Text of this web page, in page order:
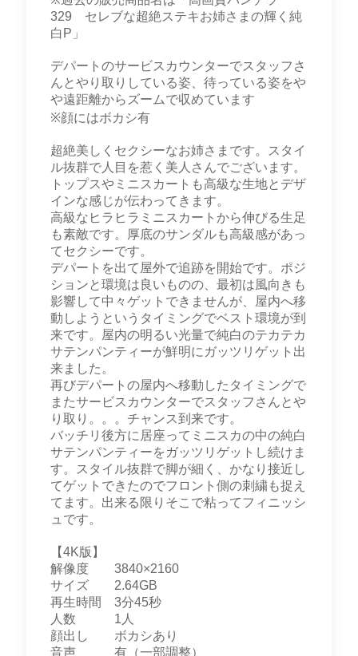
329 セレブな超絶ステキお姉さまの輝く純
白P」
デパートのサービスカウンターでスタッフさ
んとやり取りしている姿、待っている姿をや
や遠距離からズームで収めています
※顔にはボカシ有
超絶美しくセクシーなお姉さまです。スタイ
ル抜群で人目を惹く美人さんでございます。
トップスやミニスカートも高級な生地とデザ
インな感じが伝わってきます。
高級なヒラヒラミニスカートから伸びる生足
も素敵です。厚底のサンダルも高級感があっ
てセクシーです。
デパートを出て屋外で追跡を開始です。ポジ
ションと環境は良いものの、最初は風向きも
影響して中々ゲットできませんが、屋内へ移
動しようというタイミングでベスト環境が到
来です。屋内の明るい光量で純白のテカテカ
サテンパンティーが鮮明にガッツリゲット出
来ました。
再びデパートの屋内へ移動したタイミングで
またサービスカウンターでスタッフさんとや
り取り。。。チャンス到来です。
バッチリ後方に居座ってミニスカの中の純白
サテンパンティーをガッツリゲットし続けま
す。スタイル抜群で脚が細く、かなり接近し
てゲットできたのでフロント側の刺繍も捉え
てます。出来る限りそこで粘ってフィニッシ
ュです。
【4K版】
解像度 3840×2160
サイズ 2.64GB
再生時間 3分45秒
人数 1人
顔出し ボカシあり
音声 有（一部調整）